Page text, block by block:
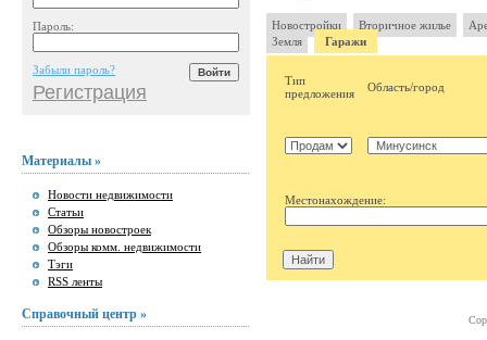
Пароль:
Забыли пароль?
Регистрация
Материалы »
Новости недвижимости
Статьи
Обзоры новостроек
Обзоры комм. недвижимости
Тэги
RSS ленты
Справочный центр »
Новостройки Вторичное жилье
Земля
Гаражи
Тип
предложения
Область/город
Местонахождение: